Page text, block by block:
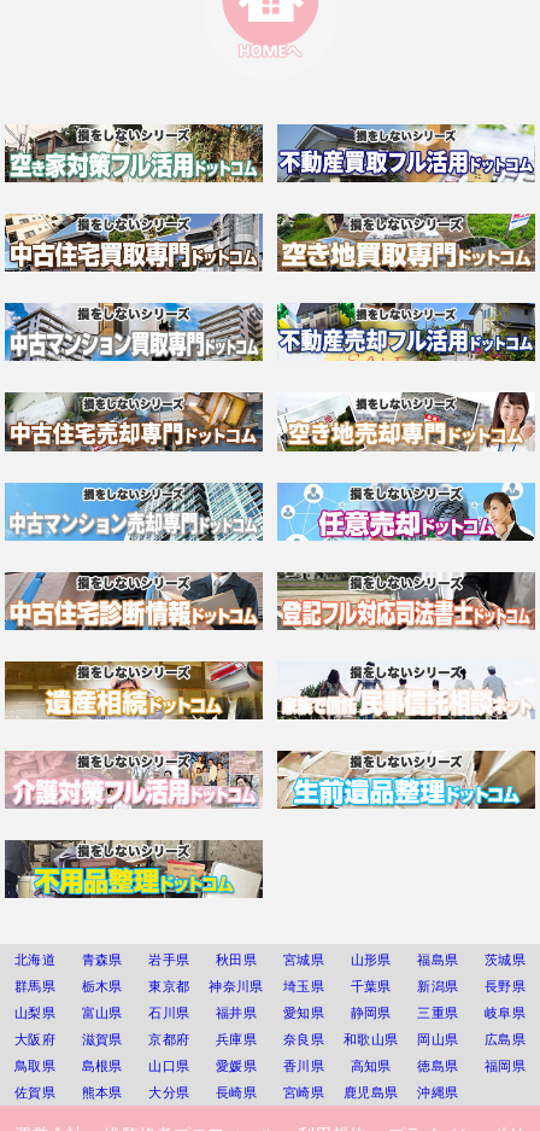
北海道 青森県 岩手県 秋田県 宮城県 山形県 福島県
茨城県
群馬県
栃木県 東京都 神奈川県 埼玉県 千葉県 新潟県
長野県
山梨県
富山県 石川県 福井県 愛知県 静岡県 三重県
岐阜県
大阪府
滋賀県 京都府 兵庫県 奈良県 和歌山県 岡山県
広島県
鳥取県
島根県 山口県 愛媛県 香川県 高知県 徳島県
福岡県
佐賀県
熊本県 大分県 長崎県 宮崎県 鹿児島県 沖縄県